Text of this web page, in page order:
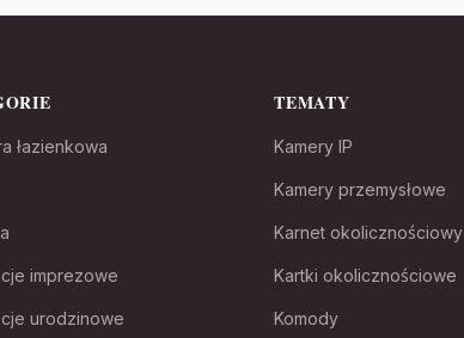
łazienkowa
imprezowe
urodzinowe
TEMATY
Kamery IP
Kamery przemysłowe
Karnet okolicznościowy
Kartki okolicznościowe
Komody